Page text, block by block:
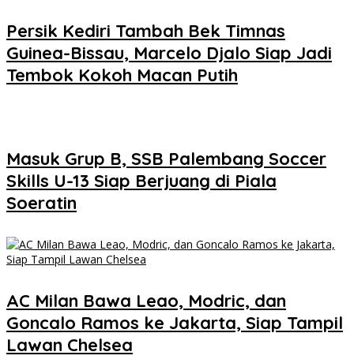
Persik Kediri Tambah Bek Timnas
Guinea-Bissau, Marcelo Djalo Siap Jadi
Tembok Kokoh Macan Putih
Masuk Grup B, SSB Palembang Soccer
Skills U-13 Siap Berjuang di Piala
Soeratin
AC Milan Bawa Leao, Modric, dan
Goncalo Ramos ke Jakarta, Siap Tampil
Lawan Chelsea